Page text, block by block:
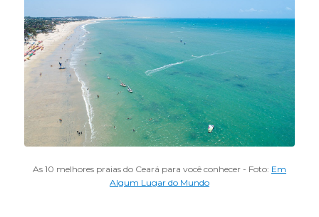
As 10 melhores praias do Ceará para você conhecer - Foto: Em
Algum Lugar do Mundo